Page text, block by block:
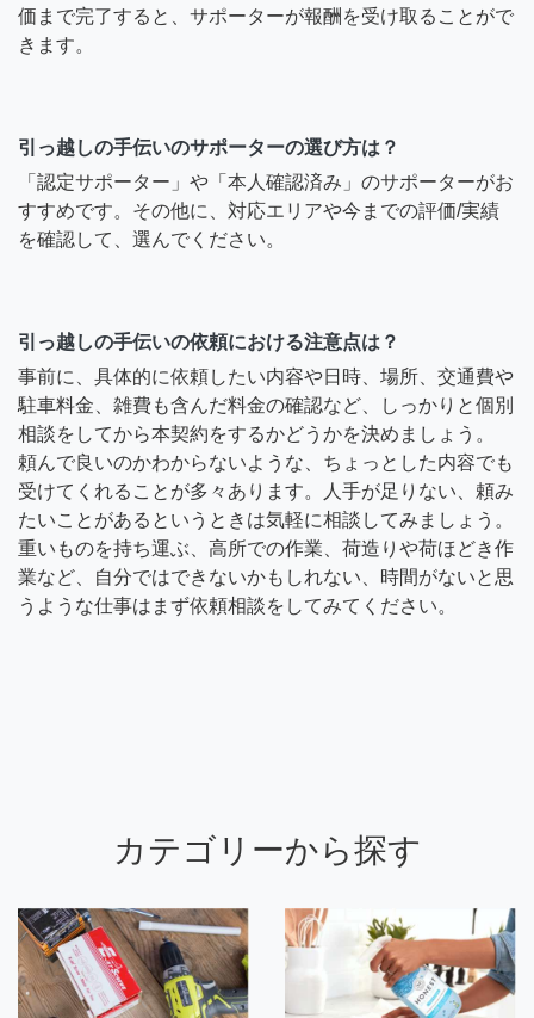
価まで完了すると、サポーターが報酬を受け取ることがで
きます。
引っ越しの手伝いのサポーターの選び方は？
「認定サポーター」や「本人確認済み」のサポーターがお
すすめです。その他に、対応エリアや今までの評価/実績
を確認して、選んでください。
引っ越しの手伝いの依頼における注意点は？
事前に、具体的に依頼したい内容や日時、場所、交通費や
駐車料金、雑費も含んだ料金の確認など、しっかりと個別
相談をしてから本契約をするかどうかを決めましょう。
頼んで良いのかわからないような、ちょっとした内容でも
受けてくれることが多々あります。人手が足りない、頼み
たいことがあるというときは気軽に相談してみましょう。
重いものを持ち運ぶ、高所での作業、荷造りや荷ほどき作
業など、自分ではできないかもしれない、時間がないと思
うような仕事はまず依頼相談をしてみてください。
カテゴリーから探す